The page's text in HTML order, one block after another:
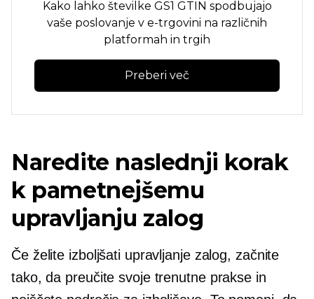
Kako lahko številke GS1 GTIN spodbujajo
vaše poslovanje v e-trgovini na različnih
platformah in trgih
Preberi več
Naredite naslednji korak
k pametnejšemu
upravljanju zalog
Če želite izboljšati upravljanje zalog, začnite
tako, da preučite svoje trenutne prakse in